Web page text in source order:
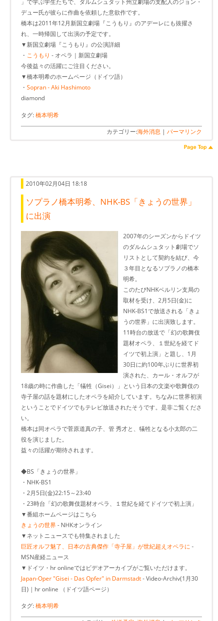
」で学ぶ学生たちで、ダルムシュタット州立劇場の支配人のジョン・
デュー氏が彼らに作曲を依頼した意欲作です。
橋本は2011年12月新国立劇場『こうもり』のアデーレにも抜擢さ
れ、一時帰国して出演の予定です。
▼新国立劇場『こうもり』の公演詳細
・ こうもり - オペラ｜新国立劇場
今後益々の活躍にご注目ください。
▼橋本明希のホームページ（ドイツ語）
・ Sopran - Aki Hashimoto
diamond
タグ:橋本明希
カテゴリー:海外消息 | パーマリンク
2010年02月04日 18:18
ソプラノ橋本明希、NHK-BS「きょうの世界」
に出演
2007年のシーズンからドイツ
のダルムシュタット劇場でソ
リストとして契約を結び、今
３年目となるソプラノの橋本
明希。
このたびNHKベルリン支局の
取材を受け、2月5日(金)に
NHK-BS1で放送される「きょ
うの世界」に出演致します。
11時台の放送で「幻の歌舞伎
題材オペラ、１世紀を経てド
イツで初上演」と題し、1月
30日に約100年ぶりに世界初
演された、カール・オルフが
18歳の時に作曲した「犠牲（Gisei）」という日本の文楽や歌舞伎の
寺子屋の話を題材にしたオペラを紹介しています。ちなみに世界初演
ということでドイツでもテレビ放送されたそうです。是非ご覧くださ
い。
橋本は同オペラで菅原道真の子、管 秀才と、犠牲となる小太郎の二
役を演じました。
益々の活躍が期待されます。
◆BS「きょうの世界」
・NHK-BS1
・2月5日(金)22:15～23:40
・23時台「幻の歌舞伎題材オペラ、１世紀を経てドイツで初上演」
▼番組ホームページはこちら
きょうの世界- NHKオンライン
▼ネットニュースでも特集されました
巨匠オルフ魅了、日本の古典傑作「寺子屋」が世紀超えオペラに -
MSN産経ニュース
▼ドイツ・hr onlineではビデオアーカイブがご覧いただけます。
Japan-Oper "Gisei - Das Opfer" in Darmstadt- Video-Archiv(1月30
日)｜hr online （ドイツ語ページ）
タグ:橋本明希